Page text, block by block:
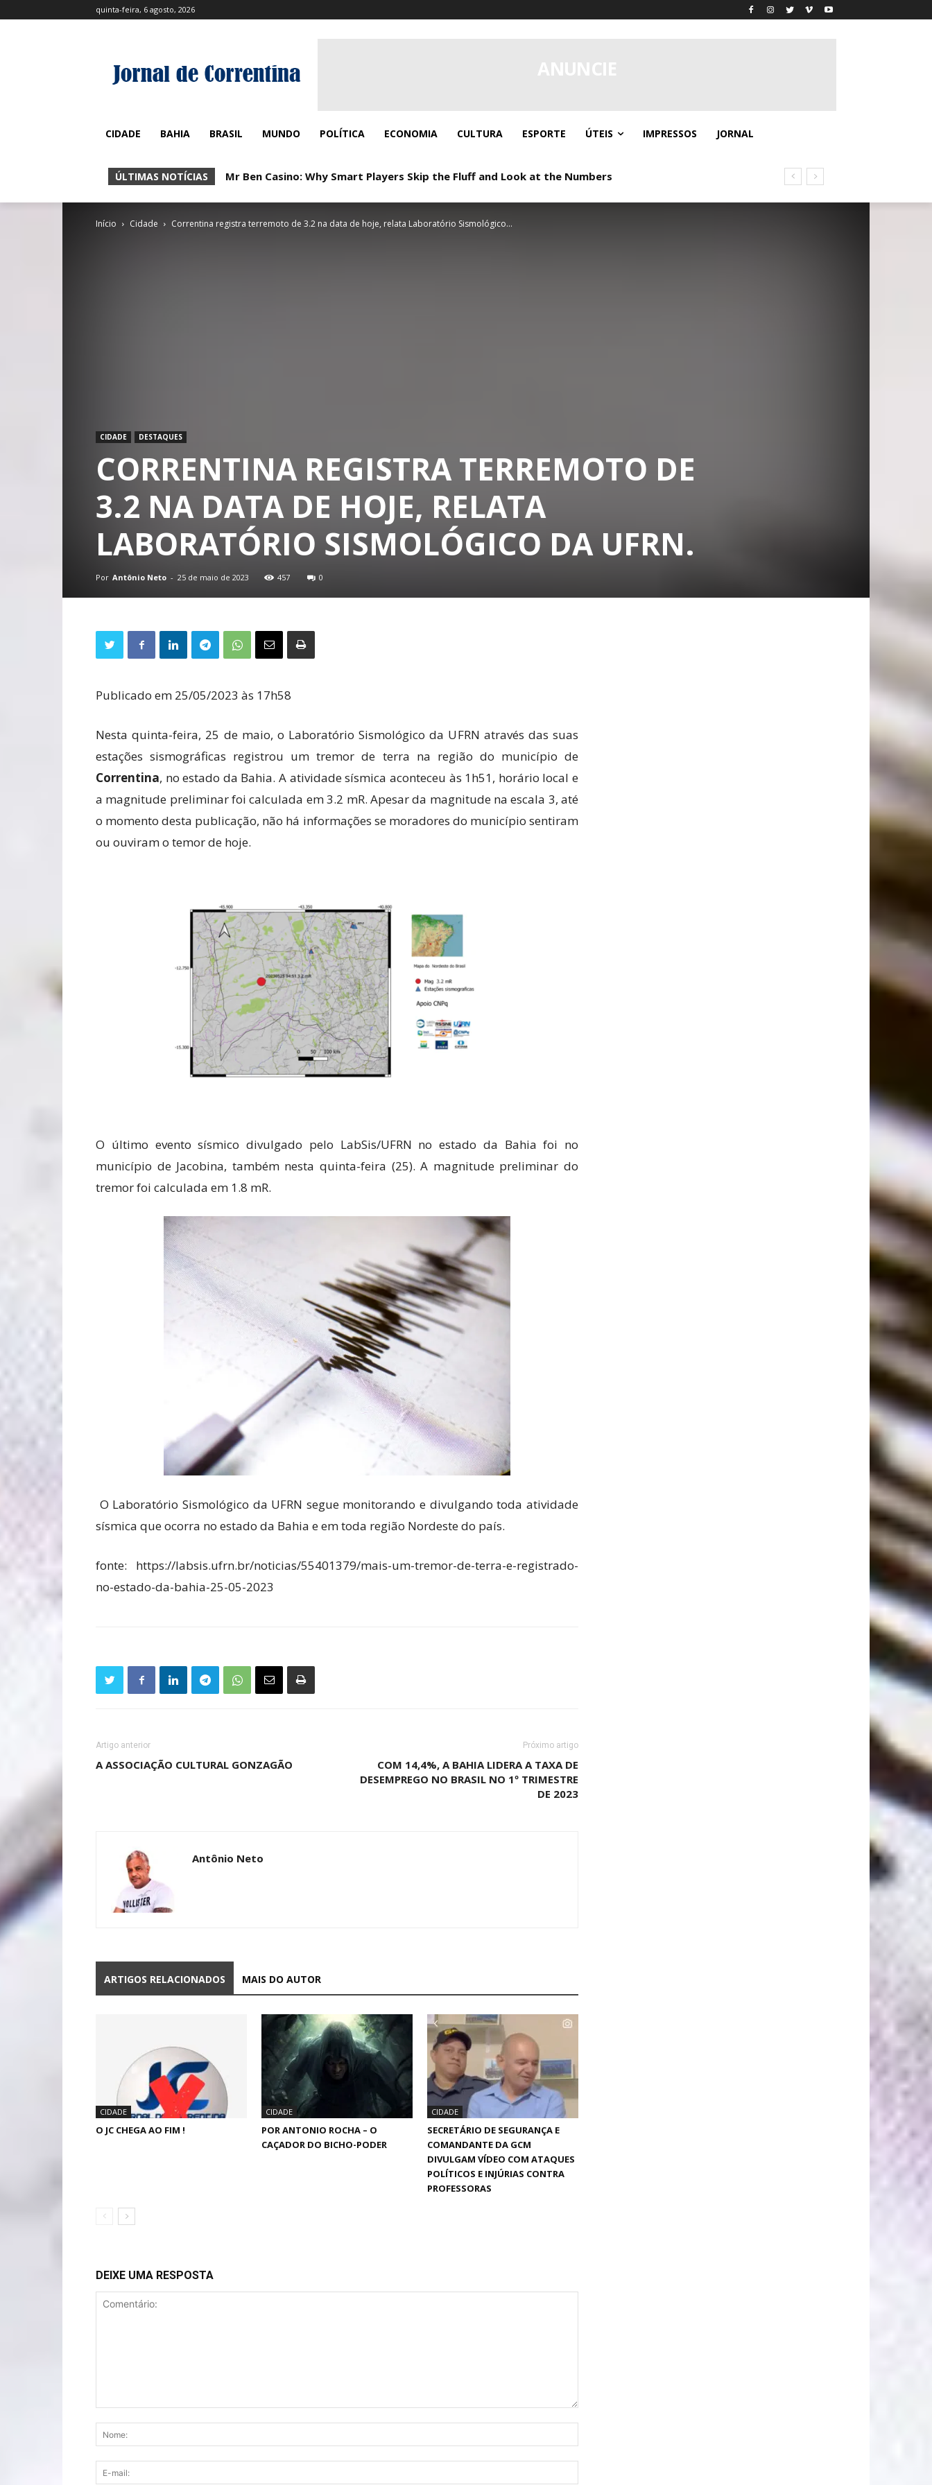
quinta-feira, 6 agosto, 2026
CIDADE BAHIA BRASIL MUNDO POLÍTICA ECONOMIA CULTURA ESPORTE ÚTEIS IMPRESSOS JORNAL
ÚLTIMAS NOTÍCIAS Mr Ben Casino: Why Smart Players Skip the Fluff and Look at the Numbers
Início Cidade Correntina registra terremoto de 3.2 na data de hoje, relata Laboratório Sismológico...
CIDADE DESTAQUES
CORRENTINA REGISTRA TERREMOTO DE
3.2 NA DATA DE HOJE, RELATA
LABORATÓRIO SISMOLÓGICO DA UFRN.
Por Antônio Neto - 25 de maio de 2023 457 0
Publicado em 25/05/2023 às 17h58
Nesta quinta-feira, 25 de maio, o Laboratório Sismológico da UFRN através das suas
estações sismográficas registrou um tremor de terra na região do município de
Correntina, no estado da Bahia. A atividade sísmica aconteceu às 1h51, horário local e
a magnitude preliminar foi calculada em 3.2 mR. Apesar da magnitude na escala 3, até
o momento desta publicação, não há informações se moradores do município sentiram
ou ouviram o temor de hoje.
O último evento sísmico divulgado pelo LabSis/UFRN no estado da Bahia foi no
município de Jacobina, também nesta quinta-feira (25). A magnitude preliminar do
tremor foi calculada em 1.8 mR.
O Laboratório Sismológico da UFRN segue monitorando e divulgando toda atividade
sísmica que ocorra no estado da Bahia e em toda região Nordeste do país.
fonte: https://labsis.ufrn.br/noticias/55401379/mais-um-tremor-de-terra-e-registrado-
no-estado-da-bahia-25-05-2023
Artigo anterior
A ASSOCIAÇÃO CULTURAL GONZAGÃO
Próximo artigo
COM 14,4%, A BAHIA LIDERA A TAXA DE
DESEMPREGO NO BRASIL NO 1º TRIMESTRE
DE 2023
Antônio Neto
ARTIGOS RELACIONADOS MAIS DO AUTOR
CIDADE
O JC CHEGA AO FIM !
CIDADE
POR ANTONIO ROCHA – O
CAÇADOR DO BICHO-PODER
CIDADE
SECRETÁRIO DE SEGURANÇA E
COMANDANTE DA GCM
DIVULGAM VÍDEO COM ATAQUES
POLÍTICOS E INJÚRIAS CONTRA
PROFESSORAS
DEIXE UMA RESPOSTA